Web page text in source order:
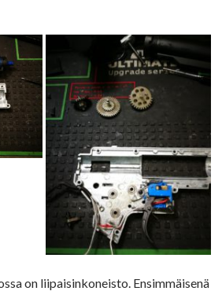
on liipaisinkoneisto. Ensimmäisenä